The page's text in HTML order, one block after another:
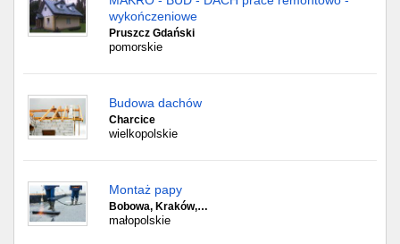
wykończeniowe
Pruszcz Gdański
pomorskie
Budowa dachów
Charcice
wielkopolskie
Montaż papy
Bobowa, Kraków,…
małopolskie